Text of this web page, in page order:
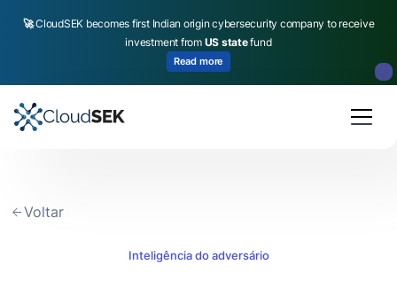
🚀CloudSEK becomes first Indian origin cybersecurity company to receive
investment from US statefund
Read more
Voltar
Inteligência do adversário